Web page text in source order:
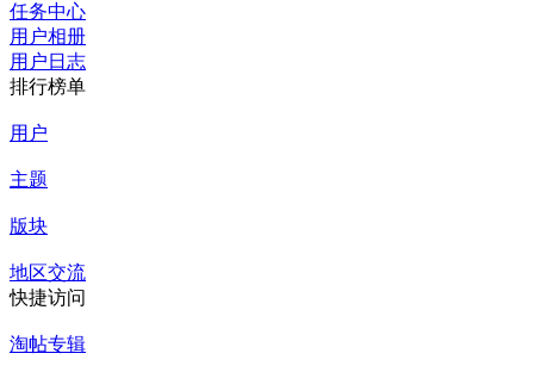
任务中心
用户相册
用户日志
排行榜单
用户
主题
版块
地区交流
快捷访问
淘帖专辑